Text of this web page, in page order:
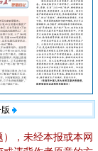
，未经本报或本网